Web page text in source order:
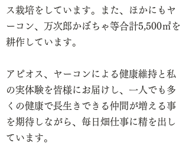
ス栽培をしています。また、ほかにもヤ
ーコン、万次郎かぼちゃ等合計5,500㎡を
耕作しています。
アピオス、ヤーコンによる健康維持と私
の実体験を皆様にお届けし、一人でも多
くの健康で長生きできる仲間が増える事
を期待しながら、毎日畑仕事に精を出し
ています。